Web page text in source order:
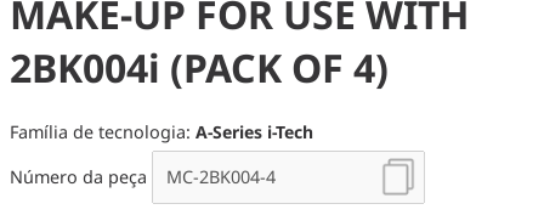
MAKE-UP FOR USE WITH
2BK004i (PACK OF 4)
Família de tecnologia: A-Series i-Tech
Número da peça